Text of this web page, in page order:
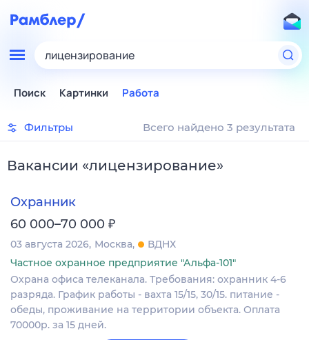
лицензирование
Поиск Картинки Работа
Фильтры Всего найдено 3 результата
Вакансии «лицензирование»
Охранник
60 000–70 000 ₽
03 августа 2026 Москва
ВДНХ
Частное охранное предприятие "Альфа-101"
Охрана офиса телеканала. Требования: охранник 4-6
разряда. График работы - вахта 15/15, 30/15. питание -
обеды, проживание на территории объекта. Оплата
70000р. за 15 дней.